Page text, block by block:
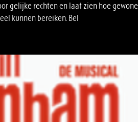
gelijke rechten en laat zien hoe gewone
kunnen bereiken. Bel